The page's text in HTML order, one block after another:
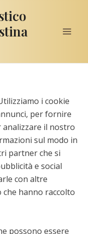
i cookie
per fornire
analizzare il nostro
sul modo in
partner che si
e social
con altre
hanno raccolto
possono essere